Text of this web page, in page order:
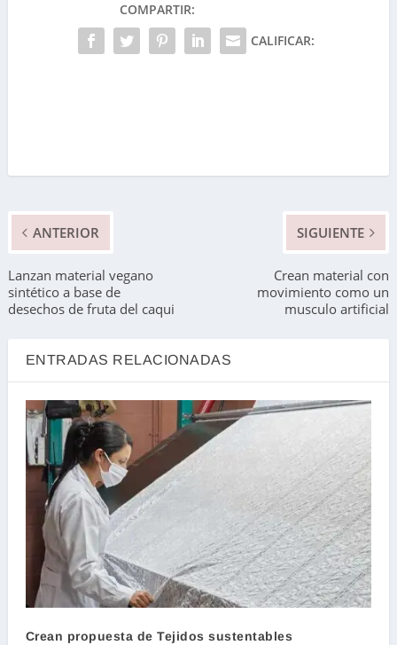
COMPARTIR:
CALIFICAR:
ANTERIOR
Lanzan material vegano
sintético a base de
desechos de fruta del caqui
SIGUIENTE
Crean material con
movimiento como un
musculo artificial
ENTRADAS RELACIONADAS
Crean propuesta de Tejidos sustentables